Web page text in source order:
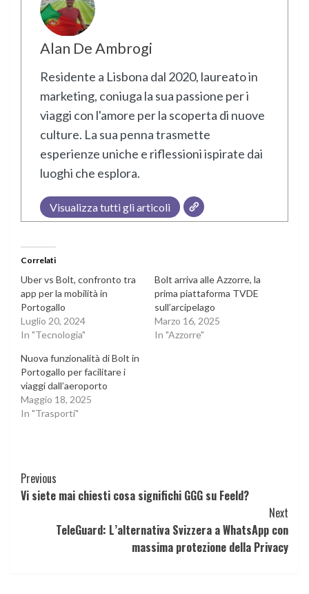
Alan De Ambrogi
Residente a Lisbona dal 2020, laureato in
marketing, coniuga la sua passione per i
viaggi con l'amore per la scoperta di nuove
culture. La sua penna trasmette
esperienze uniche e riflessioni ispirate dai
luoghi che esplora.
Visualizza tutti gli articoli
Correlati
Uber vs Bolt, confronto tra
app per la mobilità in
Portogallo
Luglio 20, 2024
In "Tecnologia"
Bolt arriva alle Azzorre, la
prima piattaforma TVDE
sull’arcipelago
Marzo 16, 2025
In "Azzorre"
Nuova funzionalità di Bolt in
Portogallo per facilitare i
viaggi dall’aeroporto
Maggio 18, 2025
In "Trasporti"
Continue
Reading
Previous
Vi siete mai chiesti cosa significhi GGG su Feeld?
Next
TeleGuard: L’alternativa Svizzera a WhatsApp con
massima protezione della Privacy